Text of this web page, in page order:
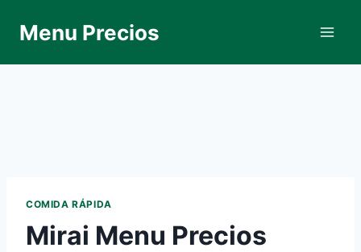
Menu Precios
COMIDA RÁPIDA
Mirai Menu Precios